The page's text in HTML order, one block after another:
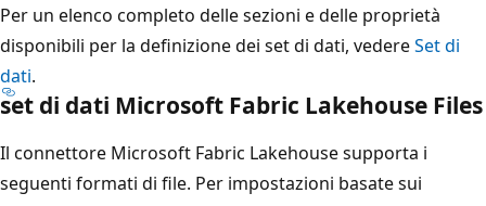
Per un elenco completo delle sezioni e delle proprietà
disponibili per la definizione dei set di dati, vedereSet di
dati.
set di dati Microsoft Fabric Lakehouse Files
Il connettore Microsoft Fabric Lakehouse supporta i
seguenti formati di file. Per impostazioni basate sui